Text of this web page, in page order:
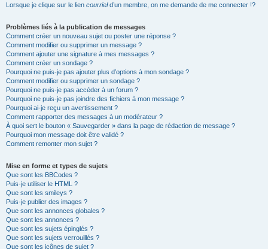
Lorsque je clique sur le lien courrield’un membre, on me demande de me connecter !?
Problèmes liés à la publication de messages
Comment créer un nouveau sujet ou poster une réponse ?
Comment modifier ou supprimer un message ?
Comment ajouter une signature à mes messages ?
Comment créer un sondage ?
Pourquoi ne puis-je pas ajouter plus d’options à mon sondage ?
Comment modifier ou supprimer un sondage ?
Pourquoi ne puis-je pas accéder à un forum ?
Pourquoi ne puis-je pas joindre des fichiers à mon message ?
Pourquoi ai-je reçu un avertissement ?
Comment rapporter des messages à un modérateur ?
À quoi sert le bouton « Sauvegarder » dans la page de rédaction de message ?
Pourquoi mon message doit être validé ?
Comment remonter mon sujet ?
Mise en forme et types de sujets
Que sont les BBCodes ?
Puis-je utiliser le HTML ?
Que sont les smileys ?
Puis-je publier des images ?
Que sont les annonces globales ?
Que sont les annonces ?
Que sont les sujets épinglés ?
Que sont les sujets verrouillés ?
Que sont les icônes de sujet ?